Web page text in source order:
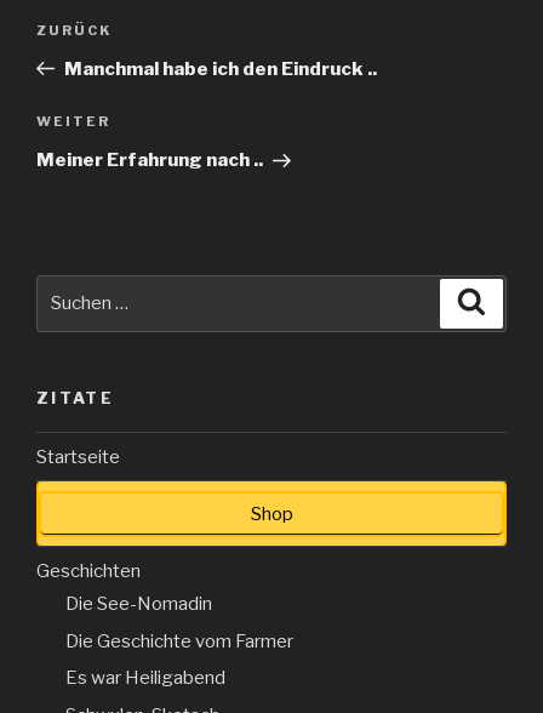
Beitragsnavigation
Vorheriger
Beitrag
ZURÜCK
Manchmal habe ich den Eindruck ..
Nächster
Beitrag
WEITER
Meiner Erfahrung nach ..
ZITATE
Startseite
Shop
Geschichten
Die See-Nomadin
Die Geschichte vom Farmer
Es war Heiligabend